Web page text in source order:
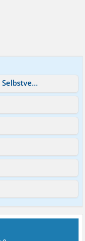
Beziehungsprobleme, Verlust von Selbstvertrauen